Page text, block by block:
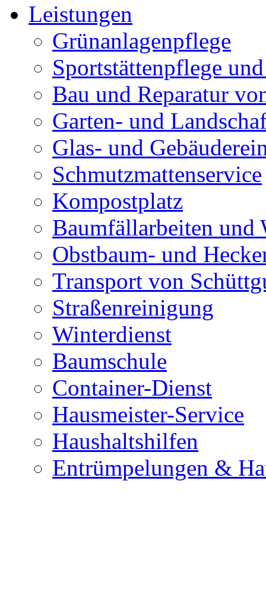
Leistungen
Grünanlagenpflege
Sportstättenpflege
Bau und Reparatur
Garten- und
Glas- und
Schmutzmattenservice
Kompostplatz
Baumfällarbeiten und
Obstbaum- und
Transport von
Straßenreinigung
Winterdienst
Baumschule
Container-Dienst
Hausmeister-Service
Haushaltshilfen
Entrümpelungen &